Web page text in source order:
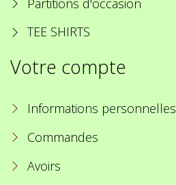
TEE SHIRTS
Votre compte
Informations personnelles
Commandes
Avoirs